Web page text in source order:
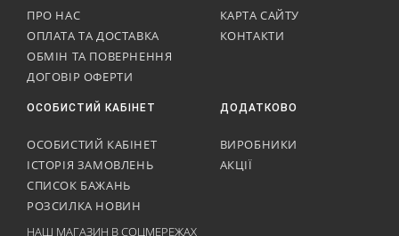
ПРО НАС
ОПЛАТА ТА ДОСТАВКА
ОБМІН ТА ПОВЕРНЕННЯ
ДОГОВІР ОФЕРТИ
КАРТА САЙТУ
КОНТАКТИ
ОСОБИСТИЙ КАБІНЕТ
ОСОБИСТИЙ КАБІНЕТ
ІСТОРІЯ ЗАМОВЛЕНЬ
СПИСОК БАЖАНЬ
РОЗСИЛКА НОВИН
ДОДАТКОВО
ВИРОБНИКИ
АКЦІЇ
НАШ МАГАЗИН В СОЦМЕРЕЖАХ